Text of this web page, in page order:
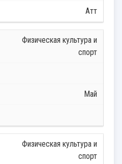
Атт
Физическая культура и
спорт
Май
Физическая культура и
спорт